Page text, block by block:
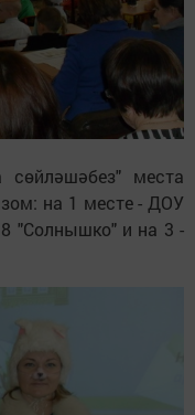
места
на 1 месте - ДОУ
"Солнышко" и на 3 -